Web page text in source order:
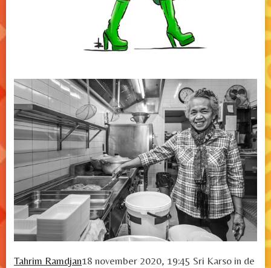
Tahrim Ramdjan18 november 2020, 19:45 Sri Karso in de